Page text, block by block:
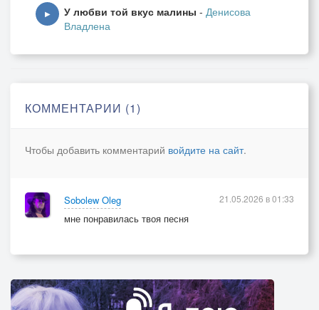
Вроде близко, а не рядом,
Как на грабли не ступить?
© Copyright: Владлена Денисова, 2023
▶ У любви той вкус малины - Денисова
Владлена
КОММЕНТАРИИ (1)
Чтобы добавить комментарий войдите на сайт.
Sobolew Oleg
мне понравилась твоя песня
21.05.2026 в 01:33